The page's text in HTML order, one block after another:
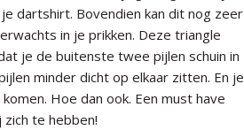
dartshirt. Bovendien kan dit nog zeer
in je prikken. Deze triangle
je de buitenste twee pijlen schuin in
minder dicht op elkaar zitten. En je
Hoe dan ook. Een must have
te hebben!